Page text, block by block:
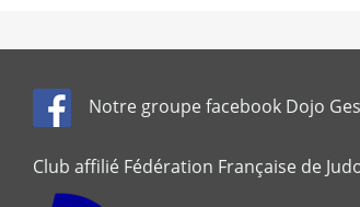
Notre groupe facebook Dojo
Club affilié Fédération Française de